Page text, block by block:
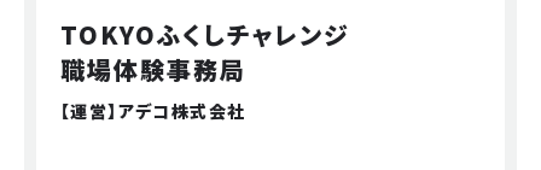
TOKYOふくしチャレンジ
職場体験事務局
【運営】アデコ株式会社